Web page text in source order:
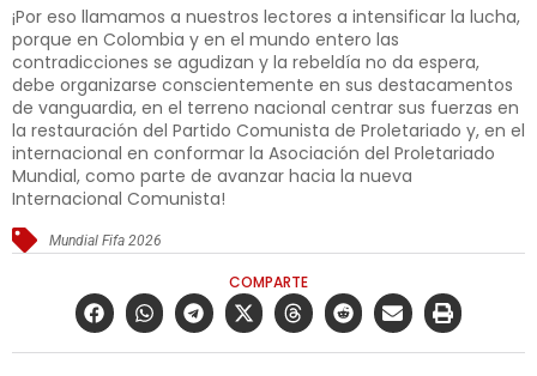
¡Por eso llamamos a nuestros lectores a intensificar la lucha,
porque en Colombia y en el mundo entero las
contradicciones se agudizan y la rebeldía no da espera,
debe organizarse conscientemente en sus destacamentos
de vanguardia, en el terreno nacional centrar sus fuerzas en
la restauración del Partido Comunista de Proletariado y, en el
internacional en conformar la Asociación del Proletariado
Mundial, como parte de avanzar hacia la nueva
Internacional Comunista!
Mundial Fifa 2026
COMPARTE